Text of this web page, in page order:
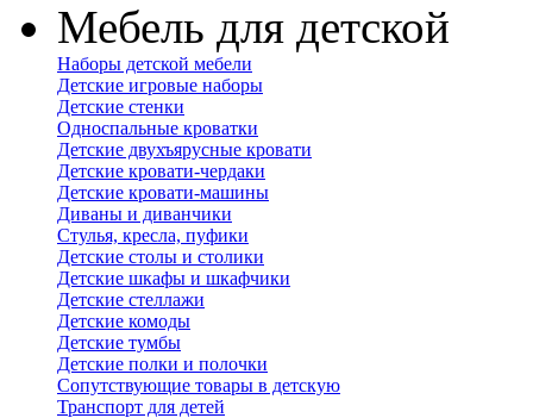
Мебель для детской
Наборы детской мебели
Детские игровые наборы
Детские стенки
Односпальные кроватки
Детские двухъярусные кровати
Детские кровати-чердаки
Детские кровати-машины
Диваны и диванчики
Стулья, кресла, пуфики
Детские столы и столики
Детские шкафы и шкафчики
Детские стеллажи
Детские комоды
Детские тумбы
Детские полки и полочки
Сопутствующие товары в детскую
Транспорт для детей